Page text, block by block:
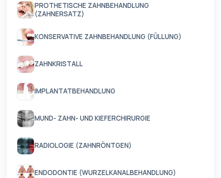
PROTHETISCHE ZAHNBEHANDLUNG
(ZAHNERSATZ)
KONSERVATIVE ZAHNBEHANDLUNG (FÜLLUNG)
ZAHNKRISTALL
IMPLANTATBEHANDLUNG
MUND- ZAHN- UND KIEFERCHIRURGIE
RADIOLOGIE (ZAHNRÖNTGEN)
ENDODONTIE (WURZELKANALBEHANDLUNG)